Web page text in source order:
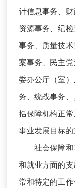
计信息事务、
资源事务、纪
事务、质量技
案事务、民主
委办公厅（室
务、统战事务
括保障机构正
事业发展目标的
社会保障和
和就业方面的
常和特定的工